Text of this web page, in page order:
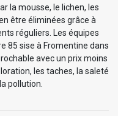
la mousse, le lichen, les
être éliminées grâce à
réguliers. Les équipes
85 sise à Fromentine dans
avec un prix moins
les taches, la saleté
pollution.